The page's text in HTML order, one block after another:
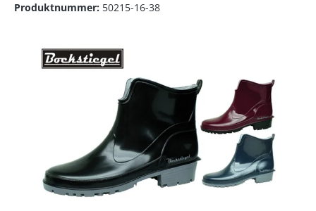
Produktnummer: 50215-16-38
Bildergalerie überspringen